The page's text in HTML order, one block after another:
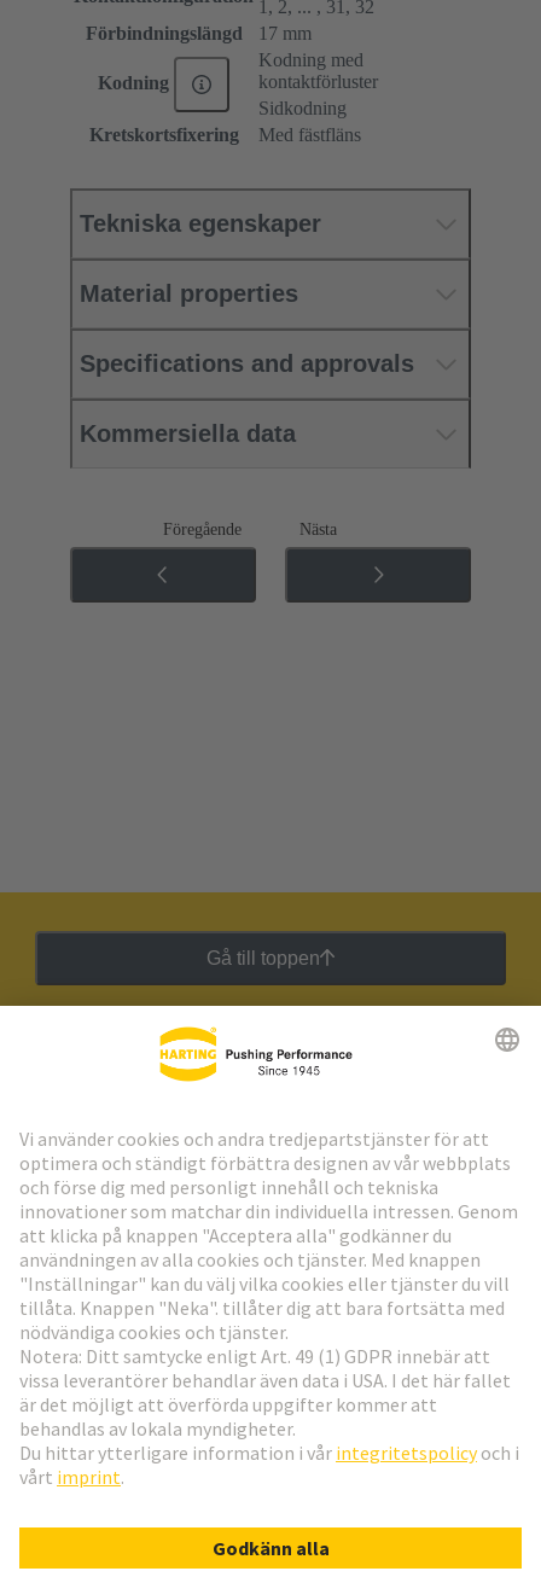
1, 2, ... , 31, 32
Förbindningslängd
17 mm
Kodning
Kodning med
kontaktförluster
Sidkodning
Kretskortsfixering
Med fästfläns
Tekniska egenskaper
Material properties
Specifications and approvals
Kommersiella data
Föregående Nästa
Gå till toppen
HARTING:s nyhetsbrev
Gå till registrering
Social Media
Sverige
© Teknologi-koncernen HARTING